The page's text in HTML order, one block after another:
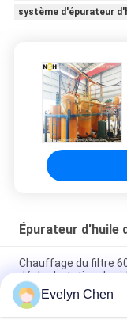
système d'épurateur
Épurateur d'huile
Chauffage du filtre
déshydratation de
Épurateur léger
d'acier inoxydable
Evelyn Chen